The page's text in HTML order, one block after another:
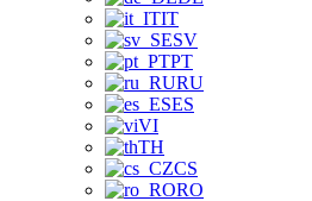
IT
SV
PT
RU
ES
VI
TH
CS
RO